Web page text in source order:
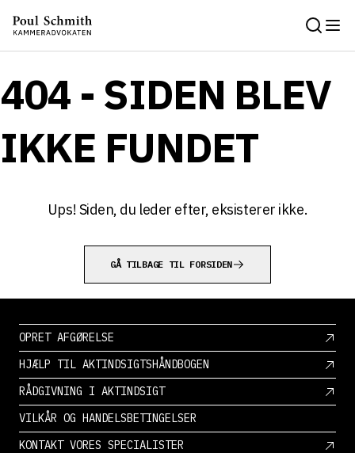
404 - SIDEN BLEV
IKKE FUNDET
Ups! Siden, du leder efter, eksisterer ikke.
GÅ TILBAGE TIL FORSIDEN
OPRET AFGØRELSE
HJÆLP TIL AKTINDSIGTSHÅNDBOGEN
RÅDGIVNING I AKTINDSIGT
VILKÅR OG HANDELSBETINGELSER
KONTAKT VORES SPECIALISTER